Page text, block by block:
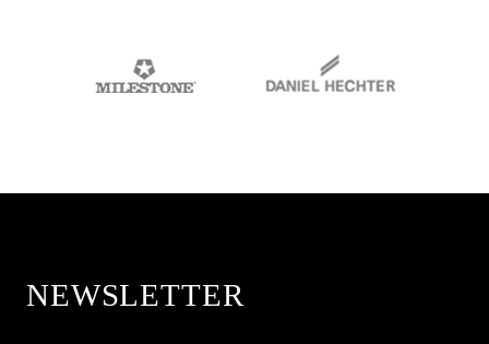
NEWSLETTER